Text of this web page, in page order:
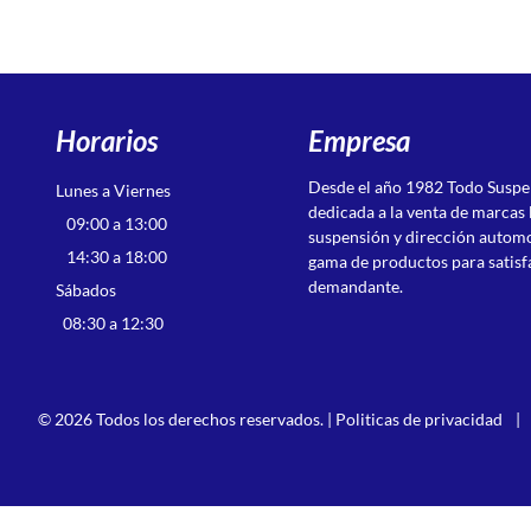
Horarios
Lunes a Viernes
09:00 a 13:00
14:30 a 18:00
Sábados
08:30 a 12:30
Empresa
Desde el año 1982 Todo
dedicada a la venta de
suspensión y dirección
gama de productos para
demandante.
© 2026 Todos los derechos reservados. | Politicas de privacidad |